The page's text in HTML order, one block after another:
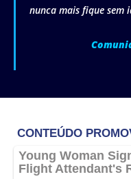
nunca mais fique sem